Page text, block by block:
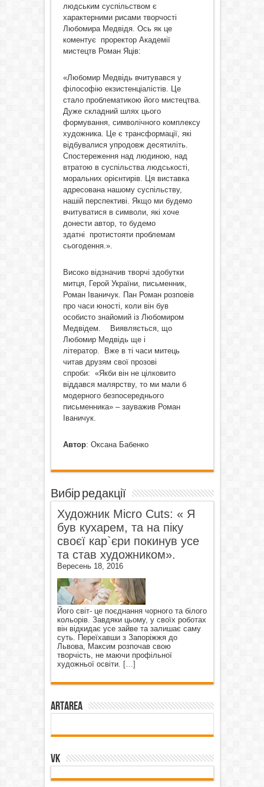
людським суспільством є
характерними рисами творчості
Любомира Медвідя. Ось як це
коментує проректор Академії
мистецтв Роман Яців:
«Любомир Медвідь вчитувався у
філософію екзистенціалістів. Це
стало проблематикою його мистецтва.
Дуже складний шлях цього
формування, символічного комплексу
художника. Це є трансформації, які
відбувалися упродовж десятиліть.
Спостереження над людиною, над
втратою в суспільства людськості,
моральних орієнтирів. Ця виставка
адресована нашому суспільству,
нашій перспективі. Якщо ми будемо
вчитуватися в символи, які хоче
донести автор, то будемо
здатні протистояти проблемам
сьогодення.».
Високо відзначив творчі здобутки
митця, Герой України, письменник,
Роман Іваничук. Пан Роман розповів
про часи юності, коли він був
особисто знайомий із Любомиром
Медвідем. Виявляється, що
Любомир Медвідь ще і
літератор. Вже в ті часи митець
читав друзям свої прозові
спроби: «Якби він не цілковито
віддався малярству, то ми мали б
модерного безпосереднього
письменника» – зауважив Роман
Іваничук.
Автор: Оксана Бабенко
Вибір редакції
Художник Micro Cuts: « Я
був кухарем, та на піку
своєї кар`єри покинув усе
та став художником».
Вересень 18, 2016
Його світ- це поєднання чорного та білого
кольорів. Завдяки цьому, у своїх роботах
він відкидає усе зайве та залишає саму
суть. Переїхавши з Запоріжжя до
Львова, Максим розпочав свою
творчість, не маючи профільної
художньої освіти. […]
ArtArea
VK